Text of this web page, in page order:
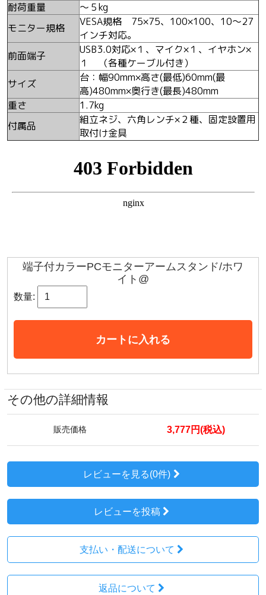
耐荷重量
～５kg
モニター規格
VESA規格 75×75、100×100、10～27
インチ対応。
前面端子
USB3.0対応×１、マイク×１、イヤホン×
１ （各種ケーブル付き）
サイズ
台：幅90mm×高さ(最低)60mm(最
高)480mm×奥行き(最長)480mm
重さ
1.7kg
付属品
組立ネジ、六角レンチ×２種、固定設置用
取付け金具
端子付カラーPCモニターアームスタンド/ホワ
イト@
数量:
カートに入れる
その他の詳細情報
販売価格 3,777円(税込)
レビューを見る(0件)
レビューを投稿
支払い・配送について
返品について